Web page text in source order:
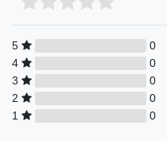
5
0
4
0
3
0
2
0
1
0